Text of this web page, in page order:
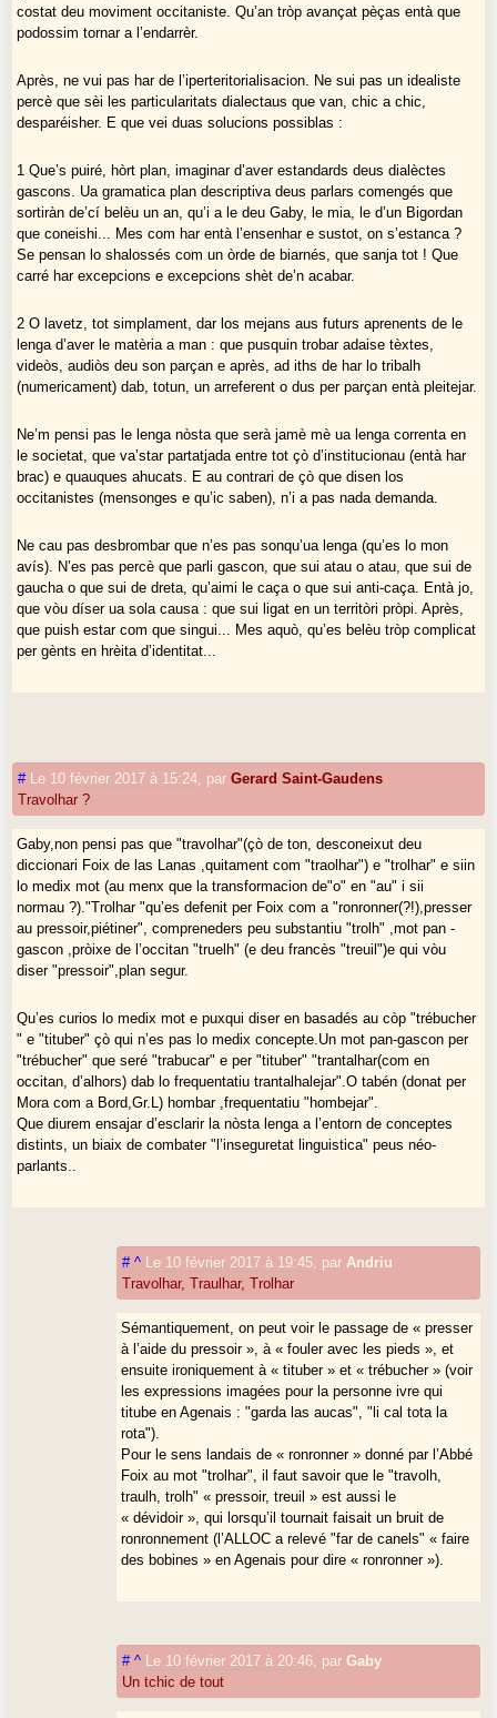
costat deu moviment occitaniste. Qu’an tròp avançat pèças entà que
podossim tornar a l’endarrèr.
Après, ne vui pas har de l’iperteritorialisacion. Ne sui pas un idealiste
percè que sèi les particularitats dialectaus que van, chic a chic,
desparéisher. E que vei duas solucions possiblas :
1 Que’s puiré, hòrt plan, imaginar d’aver estandards deus dialèctes
gascons. Ua gramatica plan descriptiva deus parlars comengés que
sortiràn de’cí belèu un an, qu’i a le deu Gaby, le mia, le d’un Bigordan
que coneishi... Mes com har entà l’ensenhar e sustot, on s’estanca ?
Se pensan lo shalossés com un òrde de biarnés, que sanja tot ! Que
carré har excepcions e excepcions shèt de’n acabar.
2 O lavetz, tot simplament, dar los mejans aus futurs aprenents de le
lenga d’aver le matèria a man : que pusquin trobar adaise tèxtes,
videòs, audiòs deu son parçan e après, ad iths de har lo tribalh
(numericament) dab, totun, un arreferent o dus per parçan entà pleitejar.
Ne’m pensi pas le lenga nòsta que serà jamè mè ua lenga correnta en
le societat, que va’star partatjada entre tot çò d’institucionau (entà har
brac) e quauques ahucats. E au contrari de çò que disen los
occitanistes (mensonges e qu’ic saben), n’i a pas nada demanda.
Ne cau pas desbrombar que n’es pas sonqu’ua lenga (qu’es lo mon
avís). N’es pas percè que parli gascon, que sui atau o atau, que sui de
gaucha o que sui de dreta, qu’aimi le caça o que sui anti-caça. Entà jo,
que vòu díser ua sola causa : que sui ligat en un territòri pròpi. Après,
que puish estar com que singui... Mes aquò, qu’es belèu tròp complicat
per gènts en hrèita d’identitat...
# Le 10 février 2017 à 15:24 parGerard Saint-Gaudens
Travolhar ?
Gaby,non pensi pas que "travolhar"(çò de ton, desconeixut deu
diccionari Foix de las Lanas ,quitament com "traolhar") e "trolhar" e siin
lo medix mot (au menx que la transformacion de"o" en "au" i sii
normau ?)."Trolhar "qu’es defenit per Foix com a "ronronner(?!),presser
au pressoir,piétiner", compreneders peu substantiu "trolh" ,mot pan -
gascon ,pròixe de l’occitan "truelh" (e deu francès "treuil")e qui vòu
diser "pressoir",plan segur.
Qu’es curios lo medix mot e puxqui diser en basadés au còp "trébucher
" e "tituber" çò qui n’es pas lo medix concepte.Un mot pan-gascon per
"trébucher" que seré "trabucar" e per "tituber" "trantalhar(com en
occitan, d’alhors) dab lo frequentatiu trantalhalejar".O tabén (donat per
Mora com a Bord,Gr.L) hombar ,frequentatiu "hombejar".
Que diurem ensajar d’esclarir la nòsta lenga a l’entorn de conceptes
distints, un biaix de combater "l’inseguretat linguistica" peus néo-
parlants..
# ^ Le 10 février 2017 à 19:45 par Andriu
Travolhar, Traulhar, Trolhar
Sémantiquement, on peut voir le passage de « presser
à l’aide du pressoir », à « fouler avec les pieds », et
ensuite ironiquement à « tituber » et « trébucher » (voir
les expressions imagées pour la personne ivre qui
titube en Agenais : "garda las aucas", "li cal tota la
rota").
Pour le sens landais de « ronronner » donné par l’Abbé
Foix au mot "trolhar", il faut savoir que le "travolh,
traulh, trolh" « pressoir, treuil » est aussi le
« dévidoir », qui lorsqu’il tournait faisait un bruit de
ronronnement (l’ALLOC a relevé "far de canels" « faire
des bobines » en Agenais pour dire « ronronner »).
# ^ Le 10 février 2017 à 20:46 parGaby
Un tchic de tout